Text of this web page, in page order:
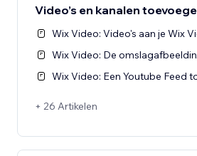
Video’s en kanalen
Wix Video: Een Youtube Feed
+ 26 Artikelen